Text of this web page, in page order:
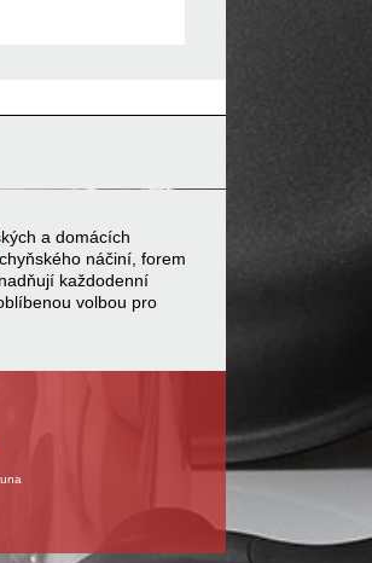
a domácích
náčiní, forem
každodenní
volbou pro